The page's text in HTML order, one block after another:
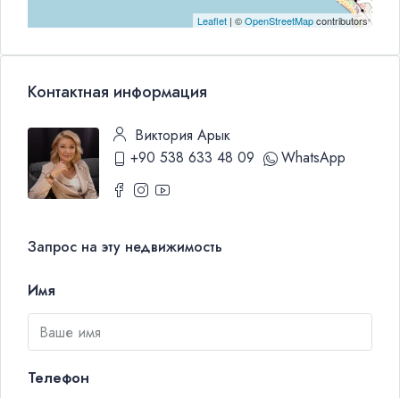
Leaflet | ©OpenStreetMapcontributors
Контактная информация
Виктория Арык
+90 538 633 48 09
WhatsApp
Запрос на эту недвижимость
Имя
Телефон